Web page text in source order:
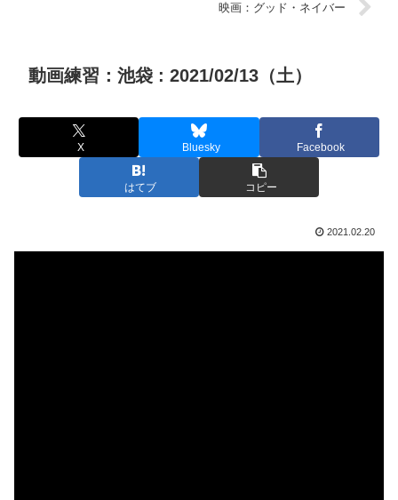
映画：グッド・ネイバー
動画練習：池袋 : 2021/02/13（土）
X Bluesky Facebook
はてブ コピー
2021.02.20